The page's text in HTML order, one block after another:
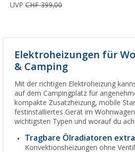
UVP CHF 399,00
Elektroheizungen für
& Camping
Mit der richtigen Elektroheizung
auf dem Campingplatz für
kompakte Zusatzheizung, mobile
festinstalliertes Gerät im
wichtigsten Typen und worauf du
Tragbare Ölradiatoren
Konvektionsheizungen ohne